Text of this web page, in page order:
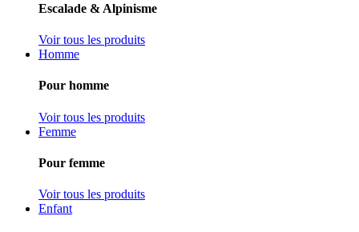
Escalade & Alpinisme
Voir tous les produits
Homme
Pour homme
Voir tous les produits
Femme
Pour femme
Voir tous les produits
Enfant